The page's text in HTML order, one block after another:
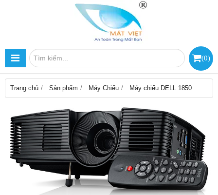
(0)
Trang chủ Sản phẩm Máy Chiếu Máy chiếu DELL 1850